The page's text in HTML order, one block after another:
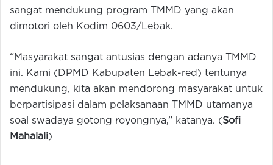
sangat mendukung program TMMD yang akan
dimotori oleh Kodim 0603/Lebak.
“Masyarakat sangat antusias dengan adanya TMMD
ini. Kami (DPMD Kabupaten Lebak-red) tentunya
mendukung, kita akan mendorong masyarakat untuk
berpartisipasi dalam pelaksanaan TMMD utamanya
soal swadaya gotong royongnya,” katanya. (Sofi
Mahalali)